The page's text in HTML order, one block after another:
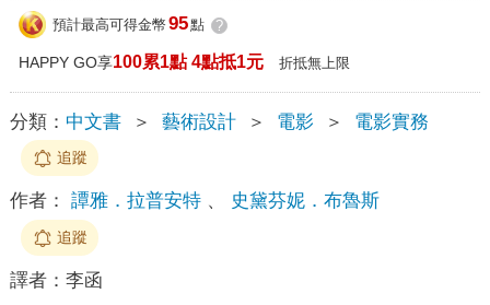
預計最高可得金幣 95點 ?
HAPPY GO享100累1點 4點抵1元 折抵無上限
分類： 中文書 ＞ 藝術設計 ＞ 電影 ＞ 電影實務
追蹤
作者： 譚雅．拉普安特、 史黛芬妮．布魯斯
追蹤
譯者： 李函